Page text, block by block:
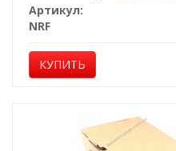
Артикул:
NRF
КУПИТЬ